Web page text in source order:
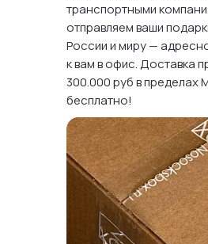
транспортными
отправляем ваши
России и миру —
к вам в офис. Доставка
300.000 руб в пределах
бесплатно!